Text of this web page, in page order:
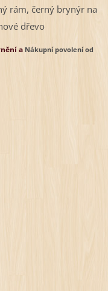
rám, černý brynýr na
dřevo
a Nákupní povolení od